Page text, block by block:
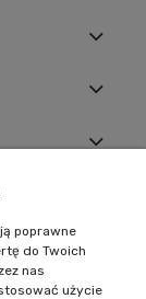
Sosnowiec, woj.
| NIP:
poprawne
do Twoich
nas
użycie